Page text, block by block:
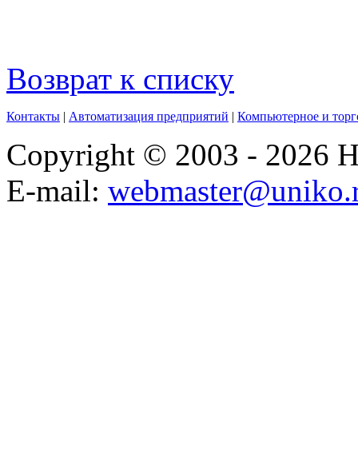
Возврат к списку
Контакты | Автоматизация предприятий | Компьютерное и
Copyright © 2003 - 2026
E-mail: